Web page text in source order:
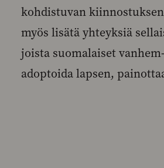
kohdistuvan
myös lisätä yhteyksiä
joista suomalaiset
adoptoida lapsen,